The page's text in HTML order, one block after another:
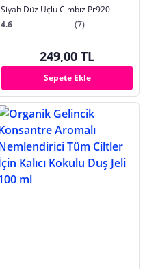
Siyah Düz Uçlu Cımbız Pr920
4.6
(7)
249,00 TL
Sepete Ekle